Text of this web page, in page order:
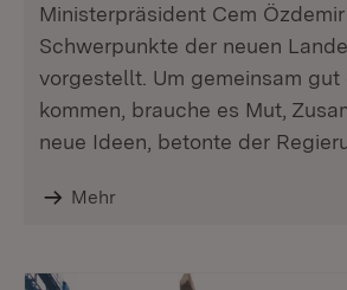
Ministerpräsident Cem
Schwerpunkte der neuen
vorgestellt. Um gemeinsam gut
kommen, brauche es Mut,
neue Ideen, betonte der
Mehr